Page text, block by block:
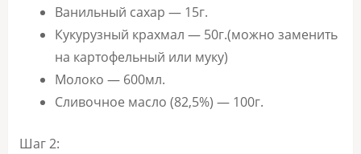
Ванильный сахар — 15г.
Кукурузный крахмал — 50г.(можно заменить
на картофельный или муку)
Молоко — 600мл.
Сливочное масло (82,5%) — 100г.
Шаг 2: